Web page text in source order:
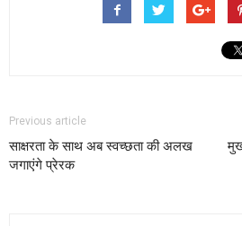
Previous article
साक्षरता के साथ अब स्वच्छता की अलख
जगाएंगे प्रेरक